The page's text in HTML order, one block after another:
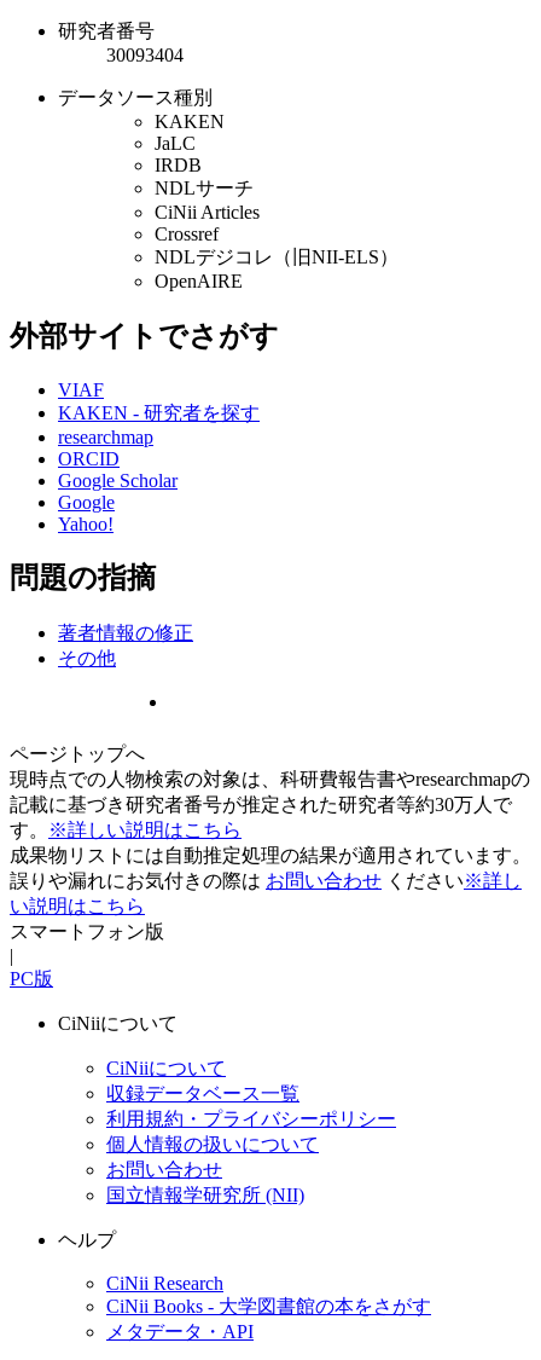
研究者番号
30093404
データソース種別
KAKEN
JaLC
IRDB
NDLサーチ
CiNii Articles
Crossref
NDLデジコレ（旧NII-ELS）
OpenAIRE
外部サイトでさがす
VIAF
KAKEN - 研究者を探す
researchmap
ORCID
Google Scholar
Google
Yahoo!
問題の指摘
著者情報の修正
その他
ページトップへ
現時点での人物検索の対象は、科研費報告書やresearchmapの
記載に基づき研究者番号が推定された研究者等約30万人で
す。
※詳しい説明はこちら
成果物リストには自動推定処理の結果が適用されています。
誤りや漏れにお気付きの際は お問い合わせ ください※詳し
い説明はこちら
スマートフォン版
|
PC版
CiNiiについて
CiNiiについて
収録データベース一覧
利用規約・プライバシーポリシー
個人情報の扱いについて
お問い合わせ
国立情報学研究所 (NII)
ヘルプ
CiNii Research
CiNii Books - 大学図書館の本をさがす
メタデータ・API